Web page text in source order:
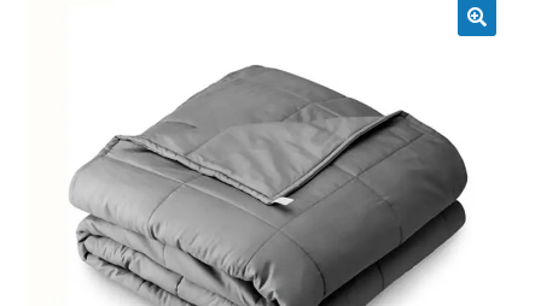
Accessoires Salle de bain
Vêtements & Chaussures
Sécurité